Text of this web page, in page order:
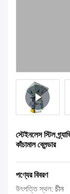
স্টেইনলেস স্টিল
কাঁচামাল ব্লেন্ডার
পণ্যের বিবরণ
উৎপত্তি স্থল: চীন